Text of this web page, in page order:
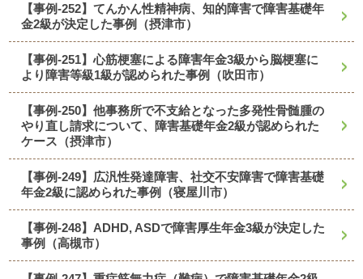
【事例-252】てんかん性精神病、知的障害で障害基礎年
金2級が決定した事例（摂津市）
【事例-251】心筋梗塞による障害年金3級から脳梗塞に
より障害等級1級が認められた事例（吹田市）
【事例-250】他事務所で不支給となった多発性骨髄腫の
やり直し請求について、障害基礎年金2級が認められた
ケース（摂津市）
【事例-249】広汎性発達障害、社交不安障害で障害基礎
年金2級に認められた事例（寝屋川市）
【事例-248】ADHD, ASDで障害厚生年金3級が決定した
事例（高槻市）